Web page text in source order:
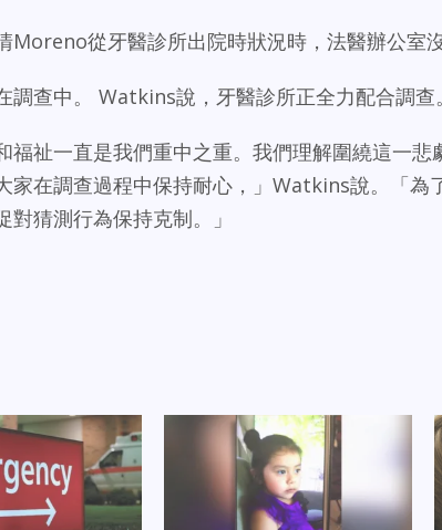
Moreno從牙醫診所出院時狀況時，法醫辦公室沒
調查中。 Watkins說，牙醫診所正全力配合調查。
福祉一直是我們重中之重。我們理解圍繞這一
家在調查過程中保持耐心，」Watkins說。「為
對猜測行為保持克制。」